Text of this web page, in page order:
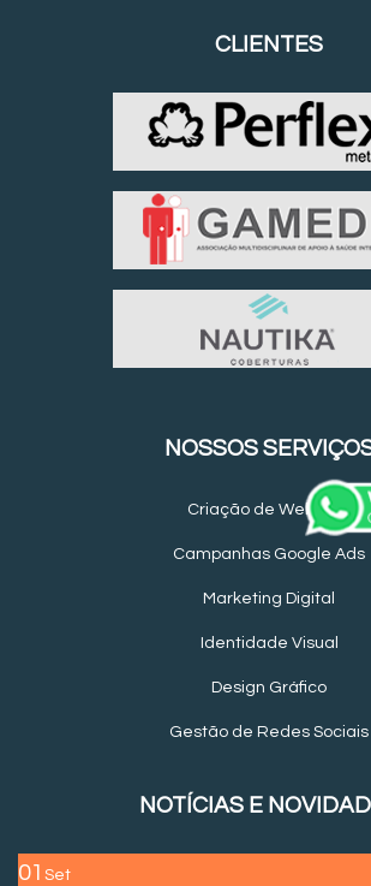
CLIENTES
NOSSOS
Criação de Websites
Campanhas Google Ads
Marketing Digital
Identidade Visual
Design Gráfico
Gestão de Redes Sociais
NOTÍCIAS E
01 Set